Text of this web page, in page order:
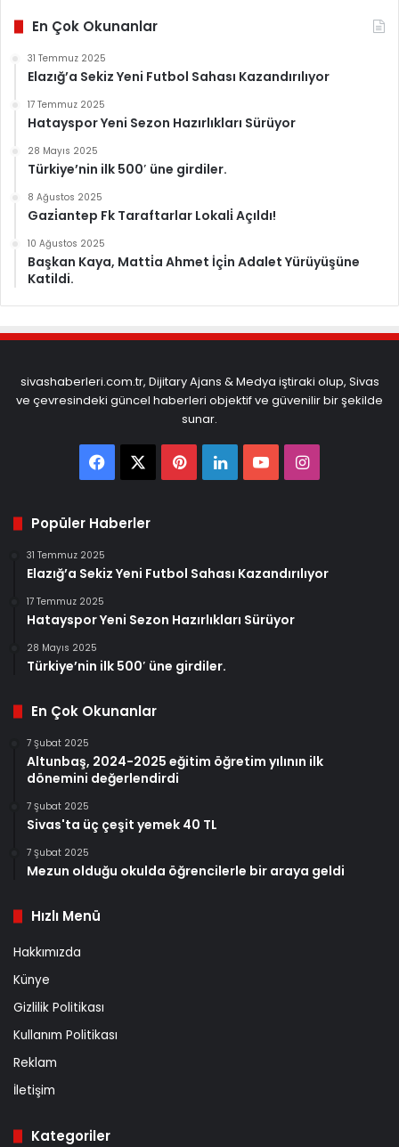
En Çok Okunanlar
31 Temmuz 2025
Elazığ’a Sekiz Yeni Futbol Sahası Kazandırılıyor
17 Temmuz 2025
Hatayspor Yeni Sezon Hazırlıkları Sürüyor
28 Mayıs 2025
Türkiye’nin ilk 500′ üne girdiler.
8 Ağustos 2025
Gazi̇antep Fk Taraftarlar Lokali̇ Açıldı!
10 Ağustos 2025
Başkan Kaya, Matti̇a Ahmet İçi̇n Adalet Yürüyüşüne
Katildi.
sivashaberleri.com.tr, Dijitary Ajans & Medya iştiraki olup, Sivas
ve çevresindeki güncel haberleri objektif ve güvenilir bir şekilde
sunar.
FacebookPinterest
LinkedInYouTubeInstagram
Popüler Haberler
31 Temmuz 2025
Elazığ’a Sekiz Yeni Futbol Sahası Kazandırılıyor
17 Temmuz 2025
Hatayspor Yeni Sezon Hazırlıkları Sürüyor
28 Mayıs 2025
Türkiye’nin ilk 500′ üne girdiler.
En Çok Okunanlar
7 Şubat 2025
Altunbaş, 2024-2025 eğitim öğretim yılının ilk
dönemini değerlendirdi
7 Şubat 2025
Sivas'ta üç çeşit yemek 40 TL
7 Şubat 2025
Mezun olduğu okulda öğrencilerle bir araya geldi
Hızlı Menü
Hakkımızda
Künye
Gizlilik Politikası
Kullanım Politikası
Reklam
İletişim
Kategoriler